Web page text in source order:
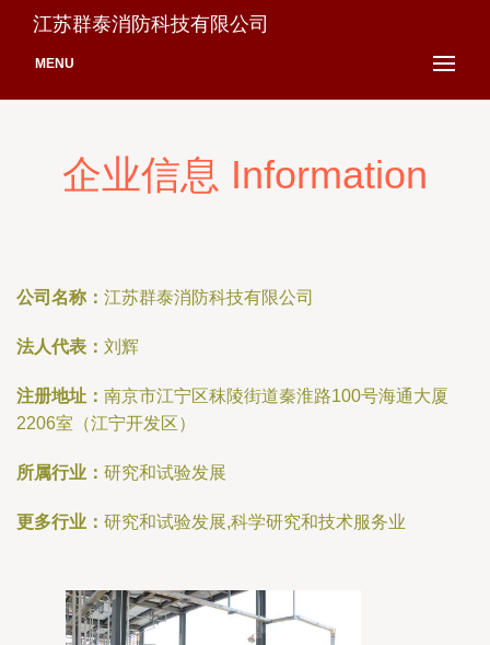
江苏群泰消防科技有限公司
MENU
企业信息 Information
公司名称： 江苏群泰消防科技有限公司
法人代表： 刘辉
注册地址： 南京市江宁区秣陵街道秦淮路100号海通大厦
2206室（江宁开发区）
所属行业： 研究和试验发展
更多行业： 研究和试验发展,科学研究和技术服务业